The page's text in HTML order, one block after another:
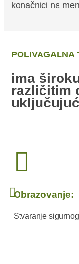
konačnici na
POLIVAGALNA
ima
različitim
Obrazovanje:
Stvaranje